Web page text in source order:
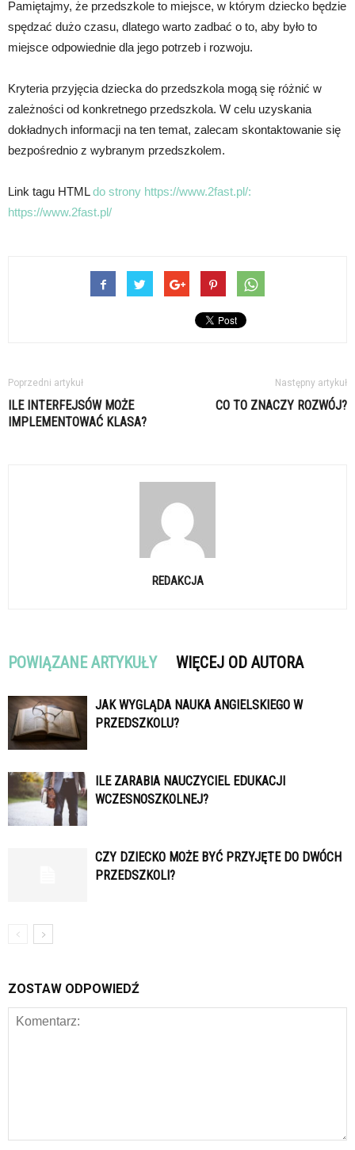
Pamiętajmy, że przedszkole to miejsce, w którym dziecko będzie
spędzać dużo czasu, dlatego warto zadbać o to, aby było to
miejsce odpowiednie dla jego potrzeb i rozwoju.
Kryteria przyjęcia dziecka do przedszkola mogą się różnić w
zależności od konkretnego przedszkola. W celu uzyskania
dokładnych informacji na ten temat, zalecam skontaktowanie się
bezpośrednio z wybranym przedszkolem.
Link tagu HTMLdo strony https://www.2fast.pl/:
https://www.2fast.pl/
Poprzedni artykuł
ILE INTERFEJSÓW MOŻE
IMPLEMENTOWAĆ KLASA?
Następny artykuł
CO TO ZNACZY ROZWÓJ?
REDAKCJA
POWIĄZANE ARTYKUŁY WIĘCEJ OD AUTORA
JAK WYGLĄDA NAUKA ANGIELSKIEGO W
PRZEDSZKOLU?
ILE ZARABIA NAUCZYCIEL EDUKACJI
WCZESNOSZKOLNEJ?
CZY DZIECKO MOŻE BYĆ PRZYJĘTE DO DWÓCH
PRZEDSZKOLI?
ZOSTAW ODPOWIEDŹ